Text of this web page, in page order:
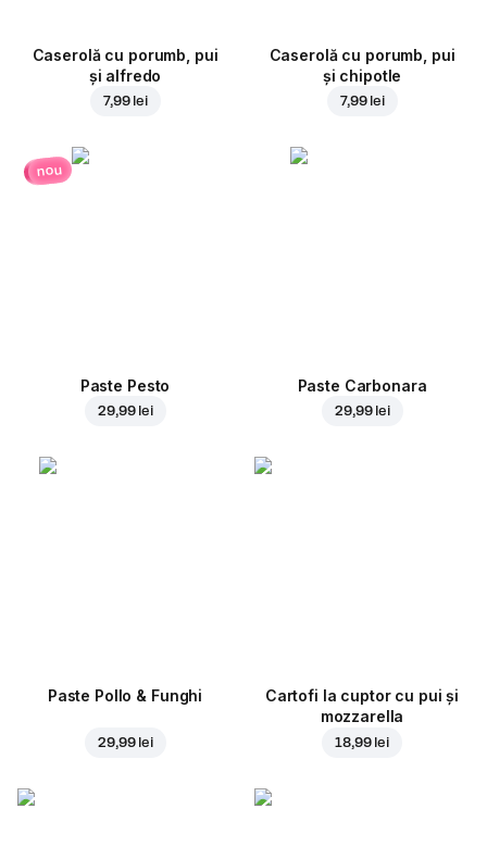
Caserolă cu porumb, pui
și alfredo
7,99 lei
Caserolă cu porumb, pui
și chipotle
7,99 lei
nou
Paste Pesto
29,99 lei
Paste Carbonara
29,99 lei
Paste Pollo & Funghi
29,99 lei
Cartofi la cuptor cu pui și
mozzarella
18,99 lei